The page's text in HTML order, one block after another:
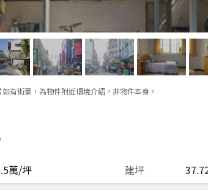
有街景，為物件附近環境介紹，非物件本身。
建坪
萬/坪